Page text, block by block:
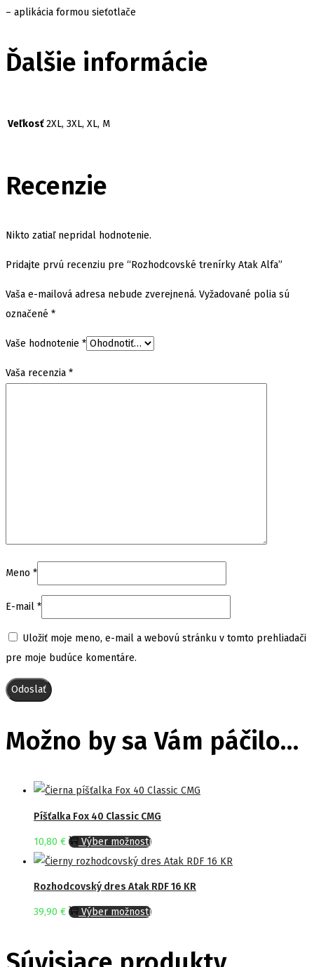
– aplikácia formou sieťotlače
Ďalšie informácie
Veľkosť 2XL, 3XL, XL, M
Recenzie
Nikto zatiaľ nepridal hodnotenie.
Pridajte prvú recenziu pre “Rozhodcovské trenírky Atak Alfa”
Vaša e-mailová adresa nebude zverejnená. Vyžadované polia sú
označené *
Vaše hodnotenie *
Vaša recenzia *
Meno *
E-mail *
Uložiť moje meno, e-mail a webovú stránku v tomto prehliadači
pre moje budúce komentáre.
Možno by sa Vám páčilo…
Píšťalka Fox 40 Classic CMG
10,80 € Výber možnostíThis
product
has
options
Rozhodcovský dres Atak RDF 16 KR
39,90 € Výber možnostíThis